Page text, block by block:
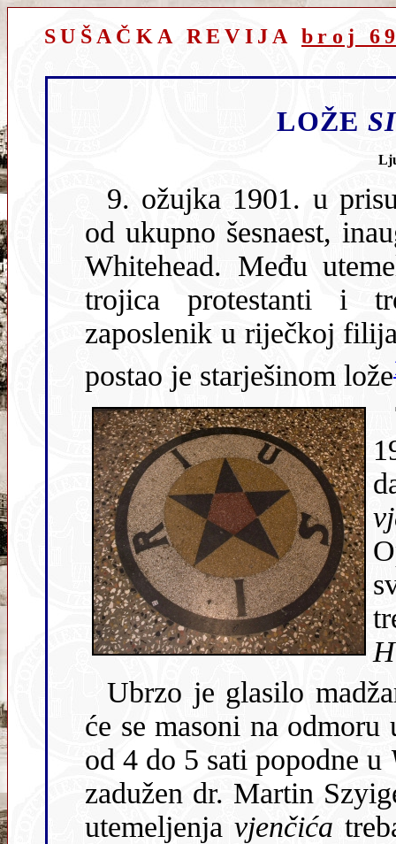
SUŠAČKA REVIJA broj
LOŽE
9. ožujka 1901. u
od ukupno šesnaest,
Whitehead. Među
trojica protestanti i trojica katolici. Arturo Steinecker,
zaposlenik u riječkoj
postao je starješinom lože
Ubrzo je glasilo
će se masoni na
od 4 do 5 sati popodne u
zadužen dr. Martin Szyigeti, a zimi Samu Kelsen.Do stvarnog
utemeljenja vjenčića